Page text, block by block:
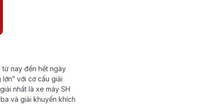
từ nay đến hết ngày
lớn” với cơ cấu giải
nhất là xe máy SH
và giải khuyến khích